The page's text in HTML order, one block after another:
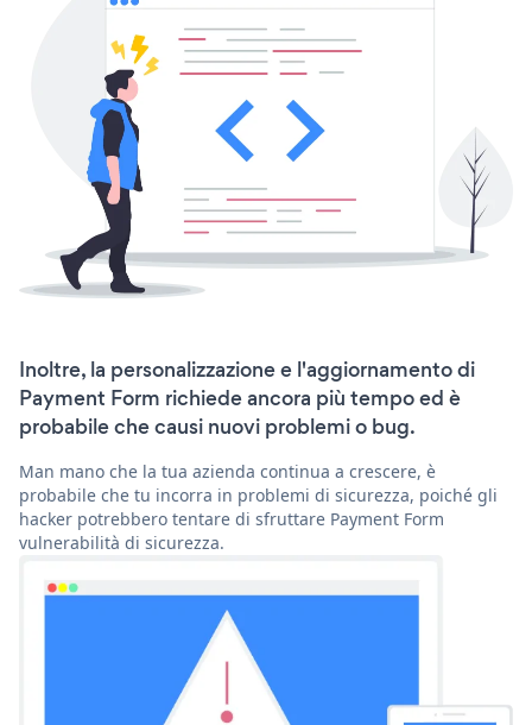
Inoltre, la personalizzazione e l'aggiornamento di
Payment Form richiede ancora più tempo ed è
probabile che causi nuovi problemi o bug.
Man mano che la tua azienda continua a crescere, è
probabile che tu incorra in problemi di sicurezza, poiché gli
hacker potrebbero tentare di sfruttare Payment Form
vulnerabilità di sicurezza.